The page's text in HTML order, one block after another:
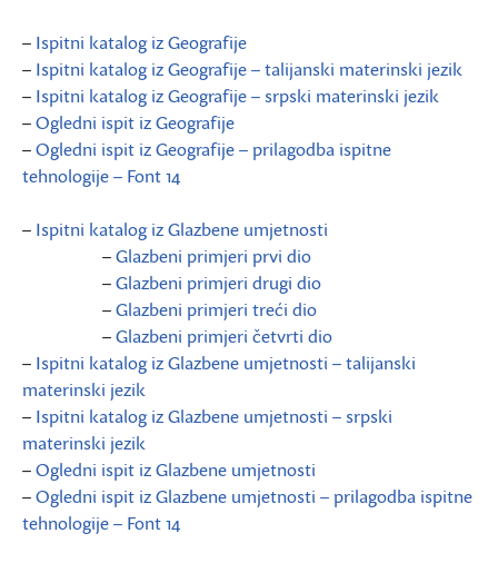
– Ispitni katalog iz Geografije
– Ispitni katalog iz Geografije – talijanski materinski jezik
– Ispitni katalog iz Geografije – srpski materinski jezik
–Ogledni ispit iz Geografije
–Ogledni ispit iz Geografije – prilagodba ispitne
tehnologije – Font 14
– Ispitni katalog iz Glazbene umjetnosti
–Glazbeni primjeri prvi dio
–Glazbeni primjeri drugi dio
–Glazbeni primjeri treći dio
–Glazbeni primjeri četvrti dio
– Ispitni katalog iz Glazbene umjetnosti – talijanski
materinski jezik
– Ispitni katalog iz Glazbene umjetnosti – srpski
materinski jezik
–Ogledni ispit iz Glazbene umjetnosti
–Ogledni ispit iz Glazbene umjetnosti – prilagodba ispitne
tehnologije – Font 14